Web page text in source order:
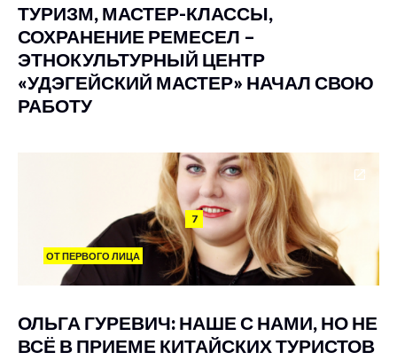
ТУРИЗМ, МАСТЕР-КЛАССЫ,
СОХРАНЕНИЕ РЕМЕСЕЛ –
ЭТНОКУЛЬТУРНЫЙ ЦЕНТР
«УДЭГЕЙСКИЙ МАСТЕР» НАЧАЛ СВОЮ
РАБОТУ
7
ОТ ПЕРВОГО ЛИЦА
ОЛЬГА ГУРЕВИЧ: НАШЕ С НАМИ, НО НЕ
ВСЁ В ПРИЕМЕ КИТАЙСКИХ ТУРИСТОВ